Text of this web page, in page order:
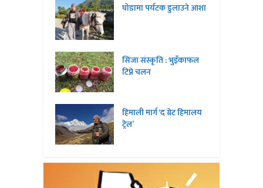
घोडामा पर्यटक डुलाउने आशा
सिंजा संस्कृति : भुइँकाफल
टिप्ने चलन
हिमाली मार्ग ‘द ग्रेट हिमालय
ट्रेल’